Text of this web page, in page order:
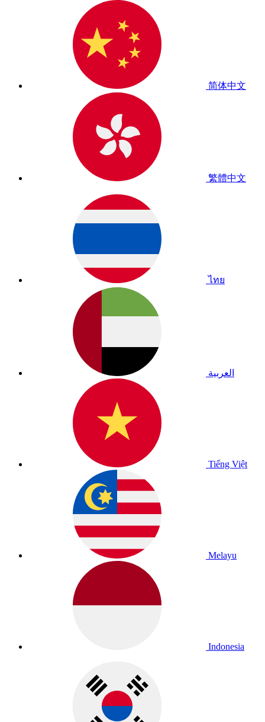
简体中文
繁體中文
ไทย
العربية
Tiếng Việt
Melayu
Indonesia